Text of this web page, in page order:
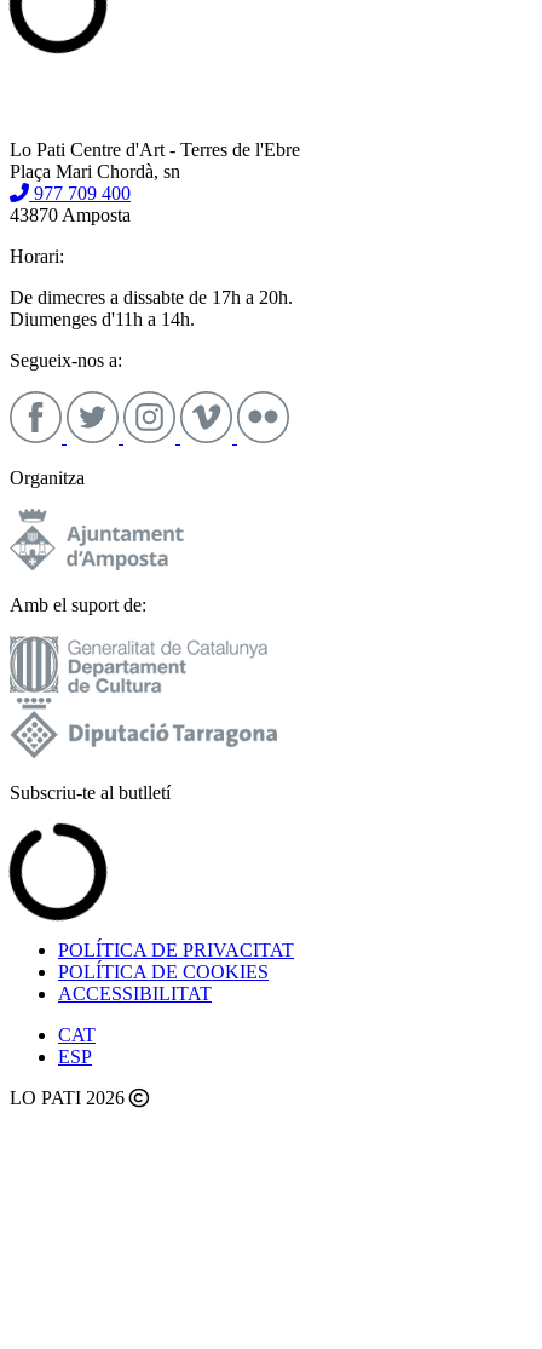
Lo Pati Centre d'Art - Terres de l'Ebre
Plaça Mari Chordà, sn
977 709 400
43870 Amposta
Horari:
De dimecres a dissabte de 17h a 20h.
Diumenges d'11h a 14h.
Segueix-nos a:
Organitza
Amb el suport de:
Subscriu-te al butlletí
POLÍTICA DE PRIVACITAT
POLÍTICA DE COOKIES
ACCESSIBILITAT
CAT
ESP
LO PATI 2026